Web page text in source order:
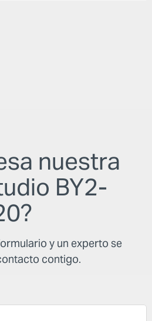
nuestra
BY2-
y un experto se
contigo.